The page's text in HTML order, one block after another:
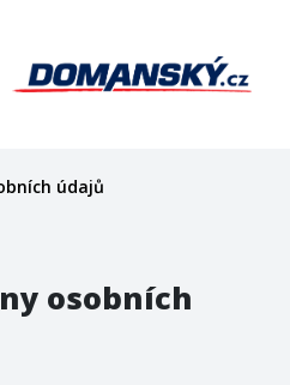
údajů
osobních